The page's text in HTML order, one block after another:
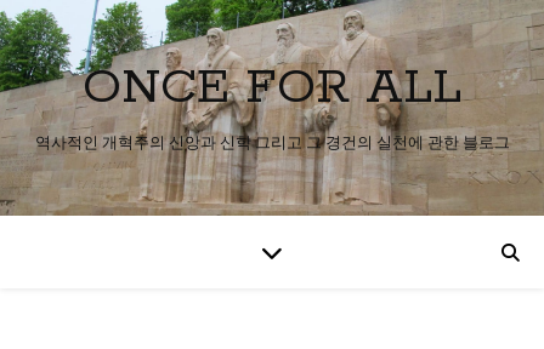
ONCE FOR ALL
역사적인 개혁주의 신앙과 신학 그리고 그 경건의 실천에 관한 블로그